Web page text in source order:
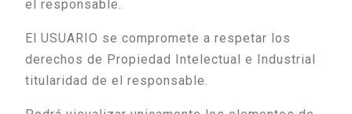
el responsable.
El USUARIO se compromete a respetar los
derechos de Propiedad Intelectual e Industrial
titularidad de el responsable.